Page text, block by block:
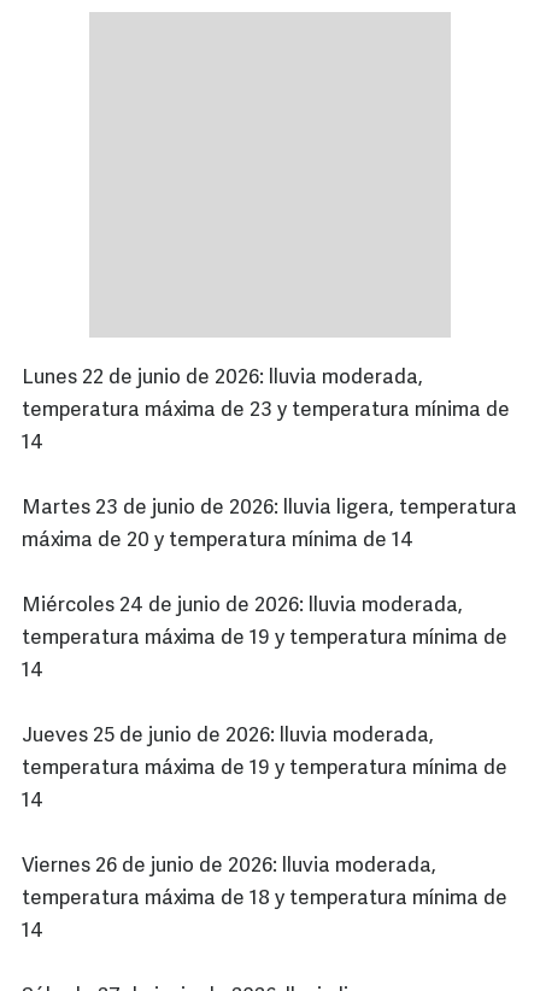
Lunes 22 de junio de 2026: lluvia moderada,
temperatura máxima de 23 y temperatura mínima de
14
Martes 23 de junio de 2026: lluvia ligera, temperatura
máxima de 20 y temperatura mínima de 14
Miércoles 24 de junio de 2026: lluvia moderada,
temperatura máxima de 19 y temperatura mínima de
14
Jueves 25 de junio de 2026: lluvia moderada,
temperatura máxima de 19 y temperatura mínima de
14
Viernes 26 de junio de 2026: lluvia moderada,
temperatura máxima de 18 y temperatura mínima de
14